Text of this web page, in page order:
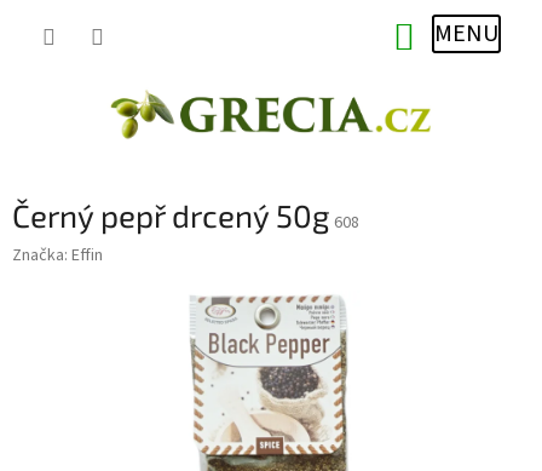
NÁKUPNÍ
KOŠÍK
Černý pepř drcený 50g 608
Značka: Effin